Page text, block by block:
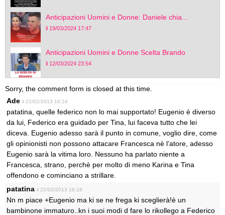
Anticipazioni Uomini e Donne: Daniele chia...
il 19/03/2024 17:47
Anticipazioni Uomini e Donne Scelta Brando
il 12/03/2024 23:54
Sorry, the comment form is closed at this time.
Ade il 22/02/2013 16:24
patatina, quelle federico non lo mai supportato! Eugenio è diverso
da lui, Federico era guidado per Tina, lui faceva tutto che lei
diceva. Eugenio adesso sarà il punto in comune, voglio dire, come
gli opinionisti non possono attacare Francesca nè l’atore, adesso
Eugenio sarà la vitima loro. Nessuno ha parlato niente a
Francesca, strano, perchè per molto di meno Karina e Tina
offendono e cominciano a strillare.
patatina il 22/02/2013 16:18
Nn m piace +Eugenio ma ki se ne frega ki sceglierà!è un
bambinone immaturo..kn i suoi modi d fare lo rikollego a Federico